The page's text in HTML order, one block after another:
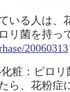
いる人は、
リ菌を持っ
20060313
粧：ピロ
ら、花粉症